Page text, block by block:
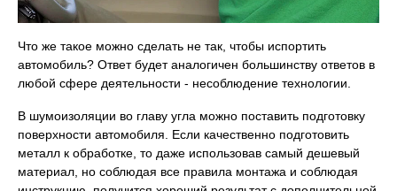
Что же такое можно сделать не так, чтобы испортить
автомобиль? Ответ будет аналогичен большинству ответов в
любой сфере деятельности - несоблюдение технологии.
В шумоизоляции во главу угла можно поставить подготовку
поверхности автомобиля. Если качественно подготовить
металл к обработке, то даже использовав самый дешевый
материал, но соблюдая все правила монтажа и соблюдая